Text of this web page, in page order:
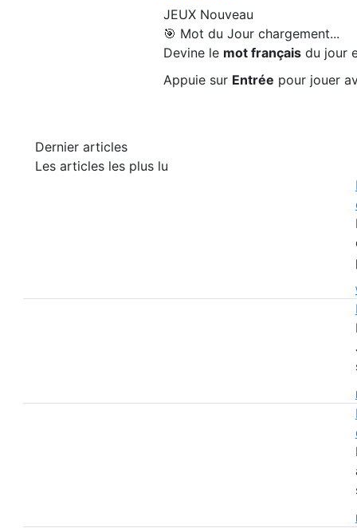
JEUX Nouveau
🎯 Mot du Jour chargement...
Devine le mot françaisdu jour
Appuie sur Entrée pour jouer
Dernier articles
Les articles les plus lu